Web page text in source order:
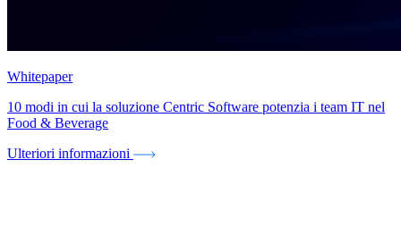
Whitepaper
10 modi in cui la soluzione Centric Software potenzia i team IT nel
Food & Beverage
Ulteriori informazioni